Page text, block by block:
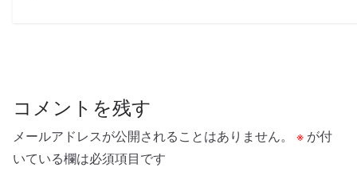
コメントを残す
メールアドレスが公開されることはありません。 ※ が付
いている欄は必須項目です